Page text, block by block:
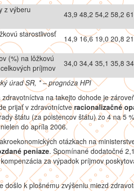
z výberu
43,9 48,2 54,2 58,2
starostlivosť
14,9 16,6 19,0 20,8
(%) na lôžkovú
príjmov
34,0 34,4 35,1 35,8
úrad SR, * – prognóza HPI
zdravotníctva na takejto dohode je
prijať v zdravotníctveracionalizačné
štátu (za poistencov štátu) zo 4 na 5
do apríla 2006.
otázkach na
peniaze. Spomínané dodatočné
za výpadok príjmov
došlo k plošnému zvýšeniu miezd